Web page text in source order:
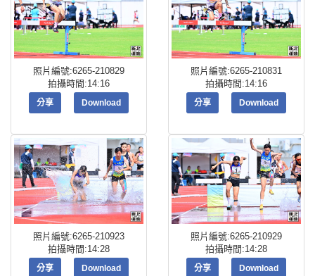
照片編號:6265-210829
拍攝時間:14:16
分享 Download
照片編號:6265-210831
拍攝時間:14:16
分享 Download
照片編號:6265-210923
拍攝時間:14:28
分享 Download
照片編號:6265-210929
拍攝時間:14:28
分享 Download